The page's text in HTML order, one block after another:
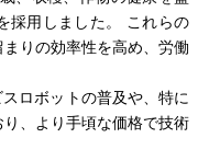
採用しました。 これらの
りの効率性を高め、労働
ロボットの普及や、特に
、より手頃な価格で技術